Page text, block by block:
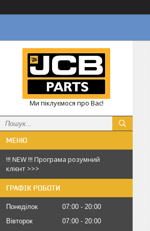
Ми піклуємося про Вас!
!!! NEW !!! Програма розумний
клієнт >>>
ГРАФІК РОБОТИ
Понеділок 07:00
20:00
Вівторок
07:00
20:00